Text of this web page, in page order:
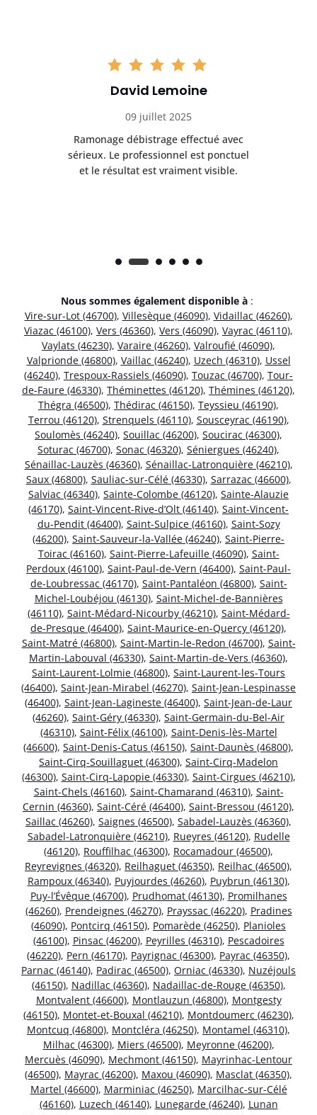
David Lemoine
09 juillet 2025
Ramonage débistrage effectué avec
sérieux. Le professionnel est ponctuel
et le résultat est vraiment visible.
Nous sommes également disponible à :
Vire-sur-Lot (46700), Villesèque (46090), Vidaillac (46260),
Viazac (46100), Vers (46360), Vers (46090), Vayrac (46110),
Vaylats (46230), Varaire (46260), Valroufié (46090),
Valprionde (46800), Vaillac (46240), Uzech (46310), Ussel
(46240), Trespoux-Rassiels (46090), Touzac (46700), Tour-
de-Faure (46330), Théminettes (46120), Thémines (46120),
Thégra (46500), Thédirac (46150), Teyssieu (46190),
Terrou (46120), Strenquels (46110), Sousceyrac (46190),
Soulomès (46240), Souillac (46200), Soucirac (46300),
Soturac (46700), Sonac (46320), Séniergues (46240),
Sénaillac-Lauzès (46360), Sénaillac-Latronquière (46210),
Saux (46800), Sauliac-sur-Célé (46330), Sarrazac (46600),
Salviac (46340), Sainte-Colombe (46120), Sainte-Alauzie
(46170), Saint-Vincent-Rive-d’Olt (46140), Saint-Vincent-
du-Pendit (46400), Saint-Sulpice (46160), Saint-Sozy
(46200), Saint-Sauveur-la-Vallée (46240), Saint-Pierre-
Toirac (46160), Saint-Pierre-Lafeuille (46090), Saint-
Perdoux (46100), Saint-Paul-de-Vern (46400), Saint-Paul-
de-Loubressac (46170), Saint-Pantaléon (46800), Saint-
Michel-Loubéjou (46130), Saint-Michel-de-Bannières
(46110), Saint-Médard-Nicourby (46210), Saint-Médard-
de-Presque (46400), Saint-Maurice-en-Quercy (46120),
Saint-Matré (46800), Saint-Martin-le-Redon (46700), Saint-
Martin-Labouval (46330), Saint-Martin-de-Vers (46360),
Saint-Laurent-Lolmie (46800), Saint-Laurent-les-Tours
(46400), Saint-Jean-Mirabel (46270), Saint-Jean-Lespinasse
(46400), Saint-Jean-Lagineste (46400), Saint-Jean-de-Laur
(46260), Saint-Géry (46330), Saint-Germain-du-Bel-Air
(46310), Saint-Félix (46100), Saint-Denis-lès-Martel
(46600), Saint-Denis-Catus (46150), Saint-Daunès (46800),
Saint-Cirq-Souillaguet (46300), Saint-Cirq-Madelon
(46300), Saint-Cirq-Lapopie (46330), Saint-Cirgues (46210),
Saint-Chels (46160), Saint-Chamarand (46310), Saint-
Cernin (46360), Saint-Céré (46400), Saint-Bressou (46120),
Saillac (46260), Saignes (46500), Sabadel-Lauzès (46360),
Sabadel-Latronquière (46210), Rueyres (46120), Rudelle
(46120), Rouffilhac (46300), Rocamadour (46500),
Reyrevignes (46320), Reilhaguet (46350), Reilhac (46500),
Rampoux (46340), Puyjourdes (46260), Puybrun (46130),
Puy-l’Évêque (46700), Prudhomat (46130), Promilhanes
(46260), Prendeignes (46270), Prayssac (46220), Pradines
(46090), Pontcirq (46150), Pomarède (46250), Planioles
(46100), Pinsac (46200), Peyrilles (46310), Pescadoires
(46220), Pern (46170), Payrignac (46300), Payrac (46350),
Parnac (46140), Padirac (46500), Orniac (46330), Nuzéjouls
(46150), Nadillac (46360), Nadaillac-de-Rouge (46350),
Montvalent (46600), Montlauzun (46800), Montgesty
(46150), Montet-et-Bouxal (46210), Montdoumerc (46230),
Montcuq (46800), Montcléra (46250), Montamel (46310),
Milhac (46300), Miers (46500), Meyronne (46200),
Mercuès (46090), Mechmont (46150), Mayrinhac-Lentour
(46500), Mayrac (46200), Maxou (46090), Masclat (46350),
Martel (46600), Marminiac (46250), Marcilhac-sur-Célé
(46160), Luzech (46140), Lunegarde (46240), Lunan